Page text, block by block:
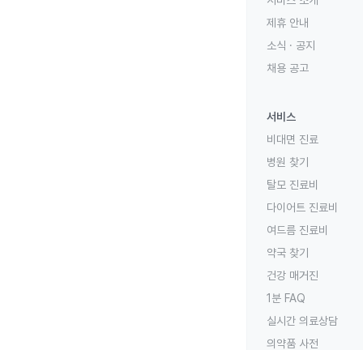
제휴 안내
소식 · 공지
채용 공고
서비스
비대면 진료
병원 찾기
탈모 진료비
다이어트 진료비
여드름 진료비
약국 찾기
건강 매거진
1분 FAQ
실시간 의료상담
의약품 사전